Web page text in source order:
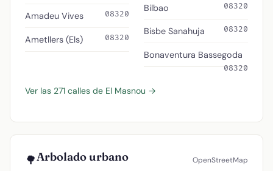
Amadeu Vives 08320
Ametllers (Els) 08320
Bilbao 08320
Bisbe Sanahuja 08320
Bonaventura Bassegoda
08320
Ver las 271 calles de El Masnou →
🌳Arbolado urbano OpenStreetMap